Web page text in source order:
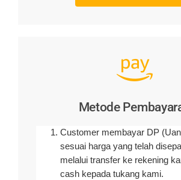
Metode
Customer membayar DP
sesuai harga yang telah
melalui transfer ke rekening
cash kepada tukang kami.